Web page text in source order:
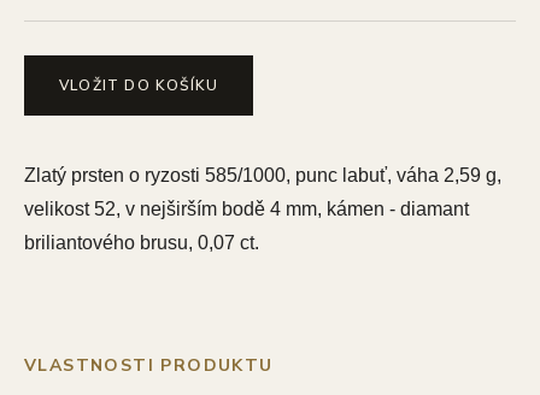
VLOŽIT DO KOŠÍKU
Zlatý prsten o ryzosti 585/1000, punc labuť, váha 2,59 g,
velikost 52, v nejširším bodě 4 mm, kámen - diamant
briliantového brusu, 0,07 ct.
VLASTNOSTI PRODUKTU